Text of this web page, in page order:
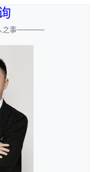
之事————